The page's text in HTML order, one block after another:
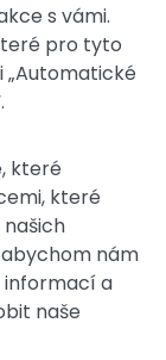
s vámi.
pro tyto
„Automatické
které
které
nám
informací a
naše